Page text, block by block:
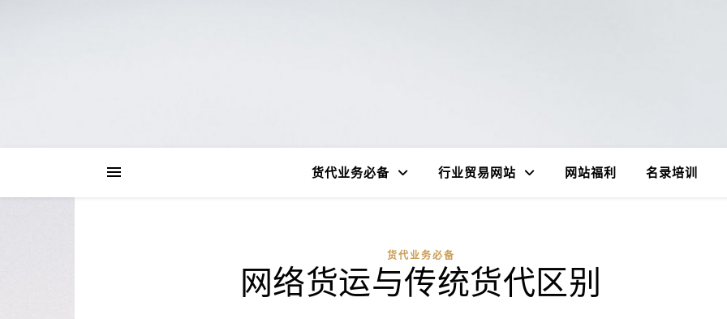
货代业务必备 行业贸易网站 网站福利 名录培训
货代业务必备
网络货运与传统货代区别